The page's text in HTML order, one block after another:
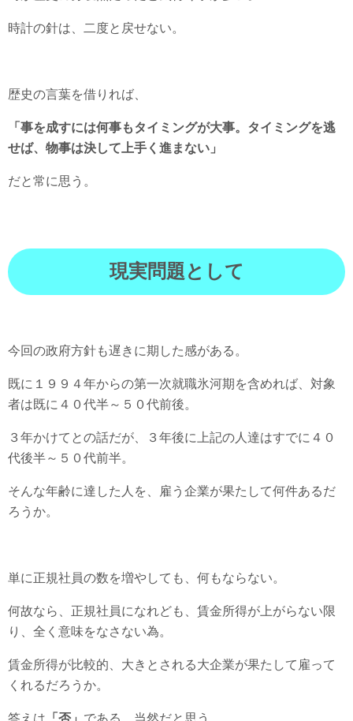
時計の針は、二度と戻せない。
歴史の言葉を借りれば、
「事を成すには何事もタイミングが大事。タイミングを逃
せば、物事は決して上手く進まない」
だと常に思う。
現実問題として
今回の政府方針も遅きに期した感がある。
既に１９９４年からの第一次就職氷河期を含めれば、対象
者は既に４０代半～５０代前後。
３年かけてとの話だが、３年後に上記の人達はすでに４０
代後半～５０代前半。
そんな年齢に達した人を、雇う企業が果たして何件あるだ
ろうか。
単に正規社員の数を増やしても、何もならない。
何故なら、正規社員になれども、賃金所得が上がらない限
り、全く意味をなさない為。
賃金所得が比較的、大きとされる大企業が果たして雇って
くれるだろうか。
答えは 「否」 である。当然だと思う。